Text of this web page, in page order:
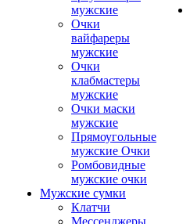
мужские
Очки
вайфареры
мужские
Очки
клабмастеры
мужские
Очки маски
мужские
Прямоугольные
мужские Очки
Ромбовидные
мужские очки
Мужские сумки
Клатчи
Мессенджеры